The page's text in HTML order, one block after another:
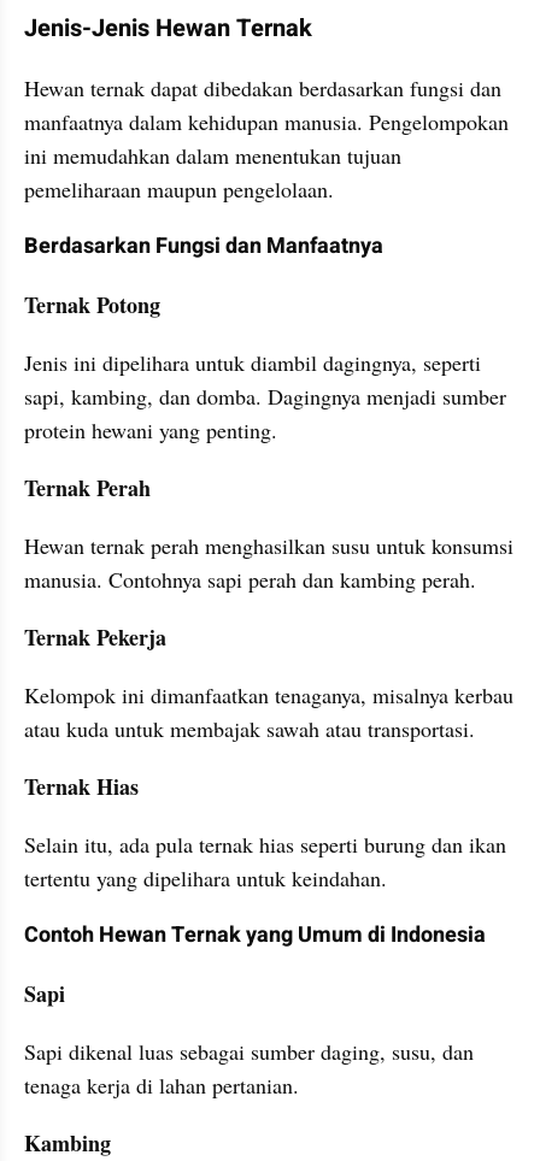
Jenis-Jenis Hewan Ternak
Hewan ternak dapat dibedakan berdasarkan fungsi dan
manfaatnya dalam kehidupan manusia. Pengelompokan
ini memudahkan dalam menentukan tujuan
pemeliharaan maupun pengelolaan.
Berdasarkan Fungsi dan Manfaatnya
Ternak Potong
Jenis ini dipelihara untuk diambil dagingnya, seperti
sapi, kambing, dan domba. Dagingnya menjadi sumber
protein hewani yang penting.
Ternak Perah
Hewan ternak perah menghasilkan susu untuk konsumsi
manusia. Contohnya sapi perah dan kambing perah.
Ternak Pekerja
Kelompok ini dimanfaatkan tenaganya, misalnya kerbau
atau kuda untuk membajak sawah atau transportasi.
Ternak Hias
Selain itu, ada pula ternak hias seperti burung dan ikan
tertentu yang dipelihara untuk keindahan.
Contoh Hewan Ternak yang Umum di Indonesia
Sapi
Sapi dikenal luas sebagai sumber daging, susu, dan
tenaga kerja di lahan pertanian.
Kambing